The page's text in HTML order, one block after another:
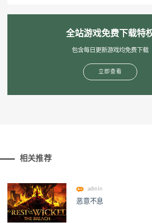
全站游戏免费下载特
包含每日更新游戏均免费下载
立即查看
相关推荐
admin
恶意不息